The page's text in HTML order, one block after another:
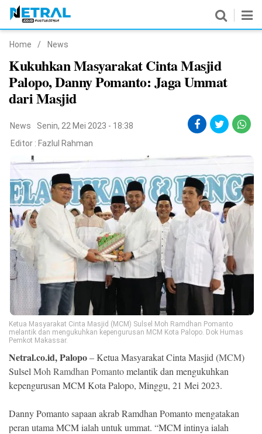
Nasional
Pemerintahan
Hukrim
Pendidikan
Peristiwa
Olahraga
Ekonomi
Memori
Home / News
Kukuhkan Masyarakat Cinta Masjid
Palopo, Danny Pomanto: Jaga Ummat
dari Masjid
News
Senin, 22 Mei 2023 - 18:38
Editor : Fazlul Rahman
Ketua Masyarakat Cinta Masjid (MCM) Sulsel Moh Ramdhan Pomanto
melantik dan mengukuhkan kepengurusan MCM Kota Palopo. Dok Humas
Pemkot Makassar.
Netral.co.id, Palopo– Ketua Masyarakat Cinta Masjid (MCM)
Sulsel Moh Ramdhan Pomantomelantik dan mengukuhkan
kepengurusan MCM Kota Palopo, Minggu, 21 Mei 2023.
Danny Pomanto sapaan akrab Ramdhan Pomanto mengatakan
peran utama MCM ialah untuk ummat. “MCM intinya ialah